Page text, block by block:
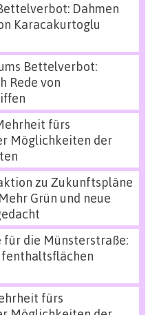
Dahmen
Karacakurtoglu
Bettelverbot:
Rede von
fürs
Möglichkeiten der
zu Zukunftspläne
Grün und neue
die Münsterstraße:
fürs